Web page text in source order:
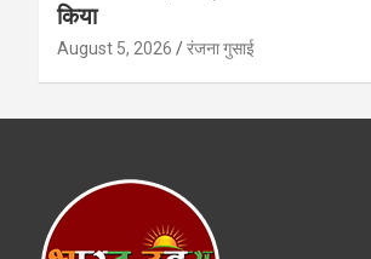
किया
August 5, 2026 रंजना गुसाई